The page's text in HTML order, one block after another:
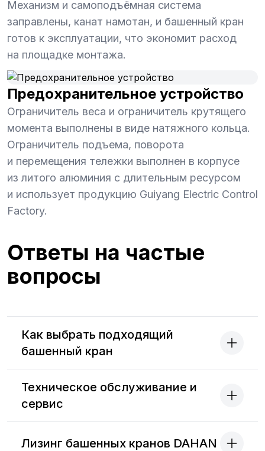
Механизм и самоподъёмная система
заправлены, канат намотан, и башенный кран
готов к эксплуатации, что экономит расход
на площадке монтажа.
Предохранительное устройство
Ограничитель веса и ограничитель крутящего
момента выполнены в виде натяжного кольца.
Ограничитель подъема, поворота
и перемещения тележки выполнен в корпусе
из литого алюминия с длительным ресурсом
и использует продукцию Guiyang Electric Control
Factory.
Ответы на частые
вопросы
Как выбрать подходящий
башенный кран
Техническое обслуживание и
сервис
Лизинг башенных кранов DAHAN